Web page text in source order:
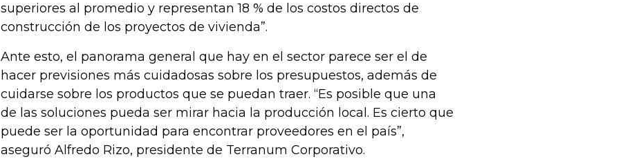
superiores al promedio y representan 18 % de los costos directos de
construcción de los proyectos de vivienda”.
Ante esto, el panorama general que hay en el sector parece ser el de
hacer previsiones más cuidadosas sobre los presupuestos, además de
cuidarse sobre los productos que se puedan traer. “Es posible que una
de las soluciones pueda ser mirar hacia la producción local. Es cierto que
puede ser la oportunidad para encontrar proveedores en el país”,
aseguró Alfredo Rizo, presidente de Terranum Corporativo.